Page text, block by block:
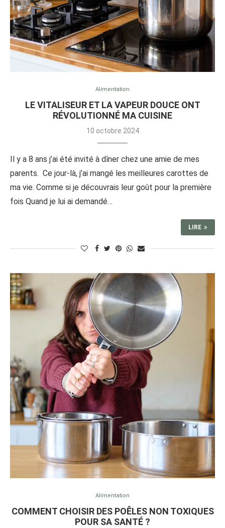
Alimentation
LE VITALISEUR ET LA VAPEUR DOUCE ONT
RÉVOLUTIONNÉ MA CUISINE
10 octobre 2024
Il y a 8 ans j’ai été invité à dîner chez une amie de mes
parents. Ce jour-là, j’ai mangé les meilleures carottes de
ma vie. Comme si je découvrais leur goût pour la première
fois Quand je lui ai demandé…
LIRE
Alimentation
COMMENT CHOISIR DES POÊLES NON TOXIQUES
POUR SA SANTÉ ?